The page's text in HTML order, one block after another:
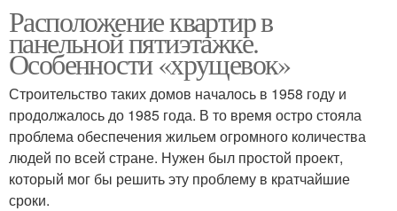
Расположение квартир в
панельной пятиэтажке.
Особенности «хрущевок»
Строительство таких домов началось в 1958 году и
продолжалось до 1985 года. В то время остро стояла
проблема обеспечения жильем огромного количества
людей по всей стране. Нужен был простой проект,
который мог бы решить эту проблему в кратчайшие
сроки.